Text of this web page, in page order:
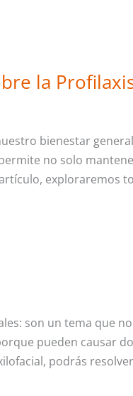
la
bienestar
no solo
exploraremos
son un tema que
pueden causar
podrás